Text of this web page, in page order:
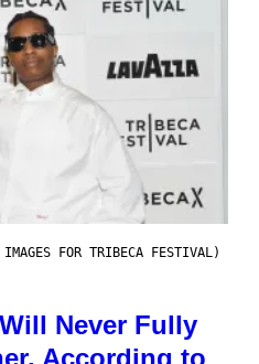
FOR TRIBECA FESTIVAL)
Never Fully